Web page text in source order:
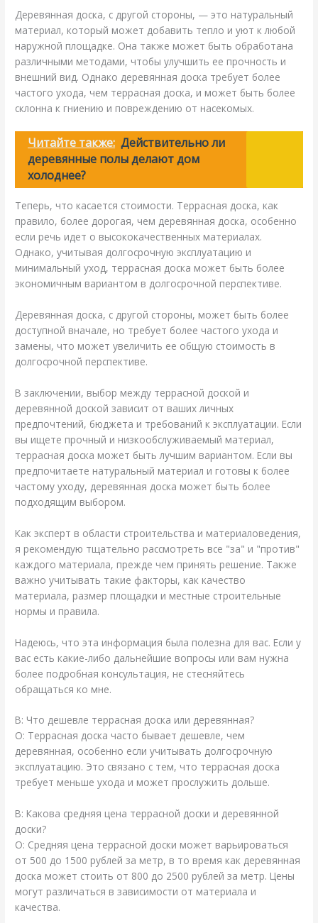
Деревянная доска, с другой стороны, — это натуральный
материал, который может добавить тепло и уют к любой
наружной площадке. Она также может быть обработана
различными методами, чтобы улучшить ее прочность и
внешний вид. Однако деревянная доска требует более
частого ухода, чем террасная доска, и может быть более
склонна к гниению и повреждению от насекомых.
Читайте также: Действительно ли
деревянные полы делают дом
холоднее?
Теперь, что касается стоимости. Террасная доска, как
правило, более дорогая, чем деревянная доска, особенно
если речь идет о высококачественных материалах.
Однако, учитывая долгосрочную эксплуатацию и
минимальный уход, террасная доска может быть более
экономичным вариантом в долгосрочной перспективе.
Деревянная доска, с другой стороны, может быть более
доступной вначале, но требует более частого ухода и
замены, что может увеличить ее общую стоимость в
долгосрочной перспективе.
В заключении, выбор между террасной доской и
деревянной доской зависит от ваших личных
предпочтений, бюджета и требований к эксплуатации. Если
вы ищете прочный и низкообслуживаемый материал,
террасная доска может быть лучшим вариантом. Если вы
предпочитаете натуральный материал и готовы к более
частому уходу, деревянная доска может быть более
подходящим выбором.
Как эксперт в области строительства и материаловедения,
я рекомендую тщательно рассмотреть все "за" и "против"
каждого материала, прежде чем принять решение. Также
важно учитывать такие факторы, как качество
материала, размер площадки и местные строительные
нормы и правила.
Надеюсь, что эта информация была полезна для вас. Если у
вас есть какие-либо дальнейшие вопросы или вам нужна
более подробная консультация, не стесняйтесь
обращаться ко мне.
В: Что дешевле террасная доска или деревянная?
О: Террасная доска часто бывает дешевле, чем
деревянная, особенно если учитывать долгосрочную
эксплуатацию. Это связано с тем, что террасная доска
требует меньше ухода и может прослужить дольше.
В: Какова средняя цена террасной доски и деревянной
доски?
О: Средняя цена террасной доски может варьироваться
от 500 до 1500 рублей за метр, в то время как деревянная
доска может стоить от 800 до 2500 рублей за метр. Цены
могут различаться в зависимости от материала и
качества.